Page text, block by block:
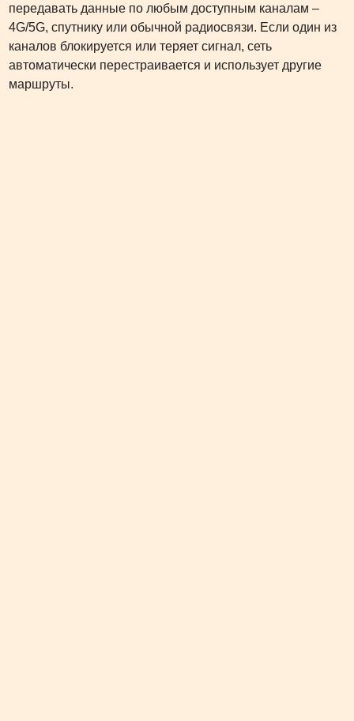
передавать данные по любым доступным каналам –
4G/5G, спутнику или обычной радиосвязи. Если один из
каналов блокируется или теряет сигнал, сеть
автоматически перестраивается и использует другие
маршруты.